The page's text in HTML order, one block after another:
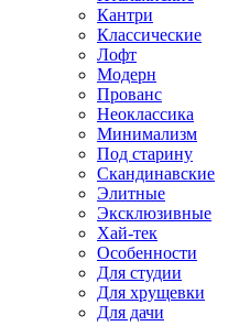
Кантри
Классические
Лофт
Модерн
Прованс
Неоклассика
Минимализм
Под старину
Скандинавские
Элитные
Эксклюзивные
Хай-тек
Особенности
Для студии
Для хрущевки
Для дачи